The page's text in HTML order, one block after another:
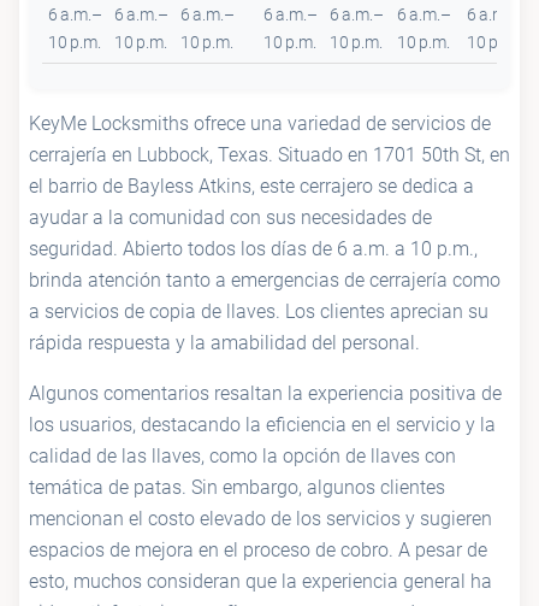
6 a.m.–
10 p.m.
6 a.m.–
10 p.m.
6 a.m.–
10 p.m.
6 a.m.–
10 p.m.
6 a.m.–
10 p.m.
6 a.m.–
10 p.m.
6 a.m.–
10 p.m.
KeyMe Locksmiths ofrece una variedad de servicios de
cerrajería en Lubbock, Texas. Situado en 1701 50th St, en
el barrio de Bayless Atkins, este cerrajero se dedica a
ayudar a la comunidad con sus necesidades de
seguridad. Abierto todos los días de 6 a.m. a 10 p.m.,
brinda atención tanto a emergencias de cerrajería como
a servicios de copia de llaves. Los clientes aprecian su
rápida respuesta y la amabilidad del personal.
Algunos comentarios resaltan la experiencia positiva de
los usuarios, destacando la eficiencia en el servicio y la
calidad de las llaves, como la opción de llaves con
temática de patas. Sin embargo, algunos clientes
mencionan el costo elevado de los servicios y sugieren
espacios de mejora en el proceso de cobro. A pesar de
esto, muchos consideran que la experiencia general ha